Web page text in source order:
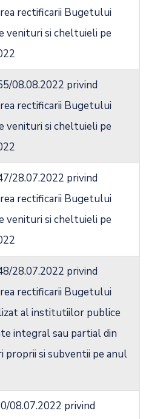
rectificarii Bugetului
venituri si cheltuieli pe
08.08.2022 privind
rectificarii Bugetului
venituri si cheltuieli pe
28.07.2022 privind
rectificarii Bugetului
venituri si cheltuieli pe
28.07.2022 privind
rectificarii Bugetului
al institutiilor publice
integral sau partial din
proprii si subventii pe anul
08.07.2022 privind